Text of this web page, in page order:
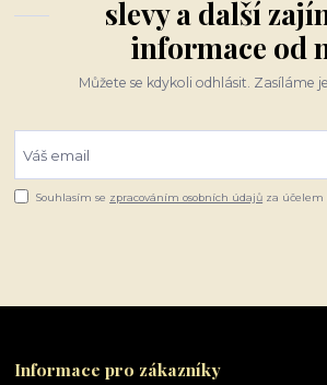
slevy a další
informace od
Můžete se kdykoli odhlásit. Zasíláme
Souhlasím se zpracováním osobních údajů za účelem
Informace pro zákazníky